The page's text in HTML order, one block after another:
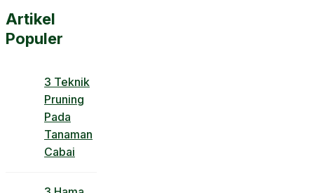
Artikel
Populer
3 Teknik
Pruning
Pada
Tanaman
Cabai